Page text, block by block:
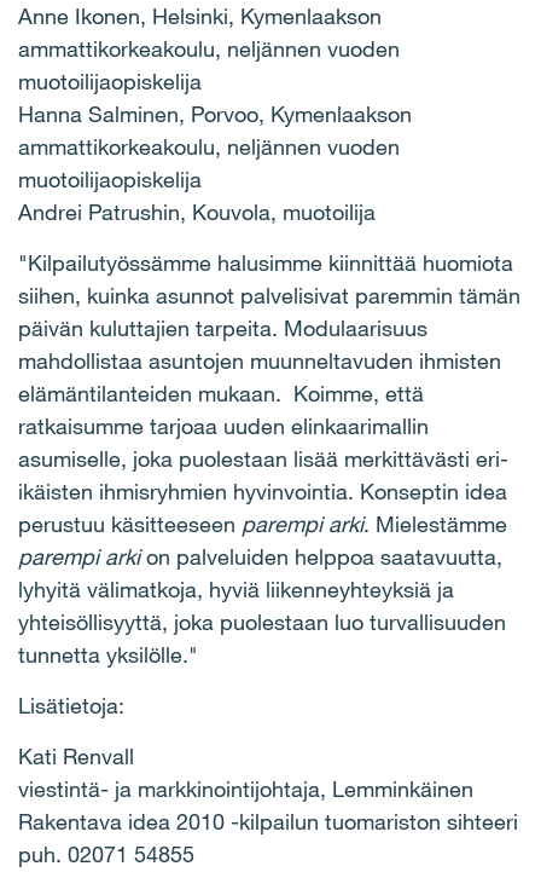
Anne Ikonen, Helsinki, Kymenlaakson
ammattikorkeakoulu, neljännen vuoden
muotoilijaopiskelija
Hanna Salminen, Porvoo, Kymenlaakson
ammattikorkeakoulu, neljännen vuoden
muotoilijaopiskelija
Andrei Patrushin, Kouvola, muotoilija
"Kilpailutyössämme halusimme kiinnittää huomiota
siihen, kuinka asunnot palvelisivat paremmin tämän
päivän kuluttajien tarpeita. Modulaarisuus
mahdollistaa asuntojen muunneltavuden ihmisten
elämäntilanteiden mukaan. Koimme, että
ratkaisumme tarjoaa uuden elinkaarimallin
asumiselle, joka puolestaan lisää merkittävästi eri-
ikäisten ihmisryhmien hyvinvointia. Konseptin idea
perustuu käsitteeseen parempi arki. Mielestämme
parempi arkion palveluiden helppoa saatavuutta,
lyhyitä välimatkoja, hyviä liikenneyhteyksiä ja
yhteisöllisyyttä, joka puolestaan luo turvallisuuden
tunnetta yksilölle."
Lisätietoja:
Kati Renvall
viestintä- ja markkinointijohtaja, Lemminkäinen
Rakentava idea 2010 -kilpailun tuomariston sihteeri
puh. 02071 54855